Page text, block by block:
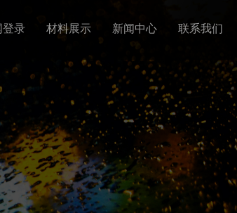
登录 材料展示 新闻中心 联系我们